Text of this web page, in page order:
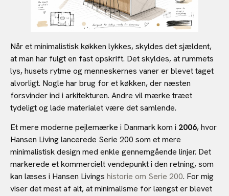
Når et minimalistisk køkken lykkes, skyldes det sjældent,
at man har fulgt en fast opskrift. Det skyldes, at rummets
lys, husets rytme og menneskernes vaner er blevet taget
alvorligt. Nogle har brug for et køkken, der næsten
forsvinder ind i arkitekturen. Andre vil mærke træet
tydeligt og lade materialet være det samlende.
Et mere moderne pejlemærke i Danmark kom i 2006, hvor
Hansen Living lancerede Serie 200 som et mere
minimalistisk design med enkle gennemgående linjer. Det
markerede et kommercielt vendepunkt i den retning, som
kan læses i Hansen Livings historie om Serie 200. For mig
viser det mest af alt, at minimalisme for længst er blevet